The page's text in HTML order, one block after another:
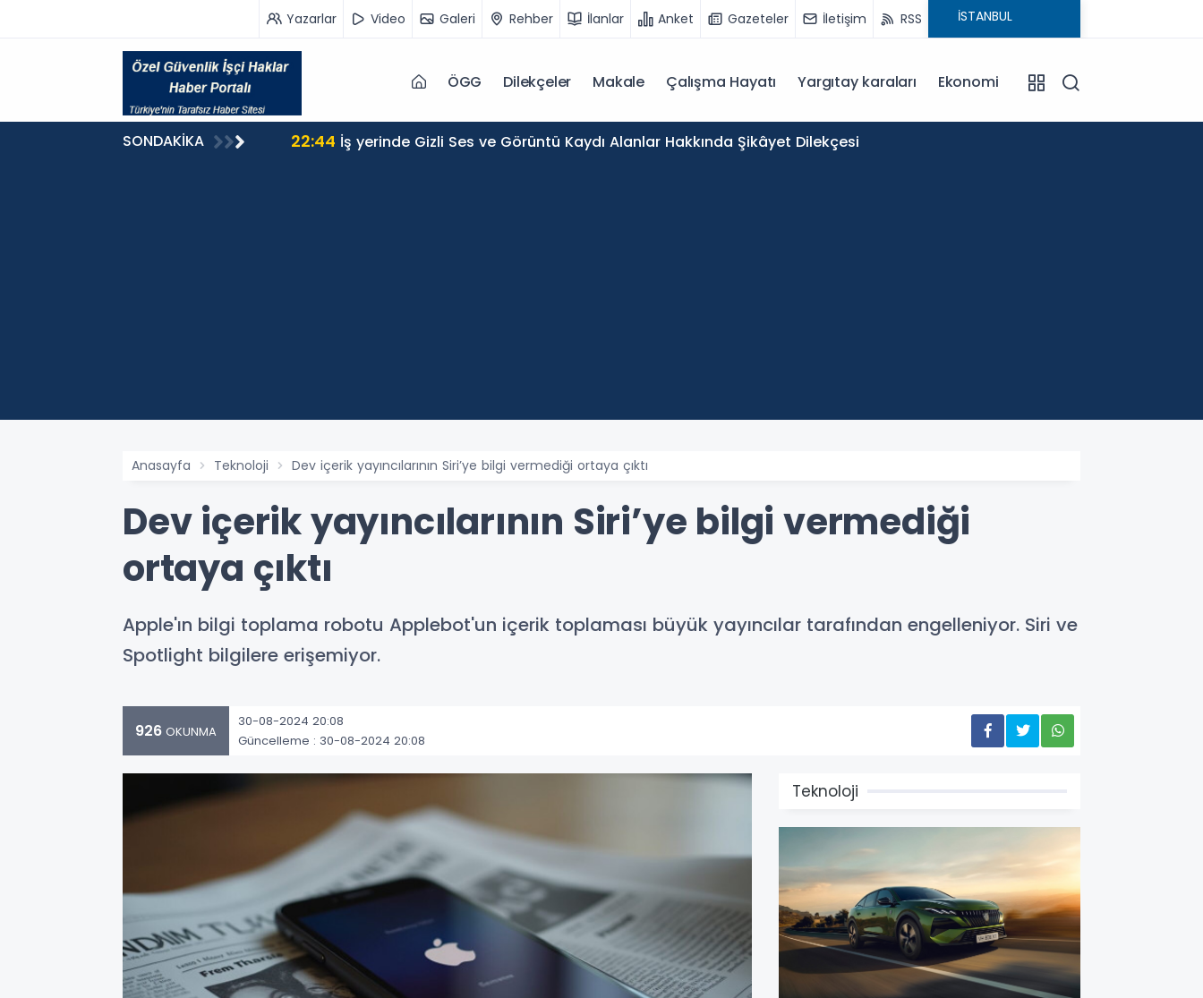
Yazarlar Video Galeri Rehber İlanlar Anket Gazeteler İletişim RSS
ÖGG Dilekçeler Makale Çalışma Hayatı Yargıtay karaları Ekonomi
SONDAKİKA 22:44 İş yerinde Gizli Ses ve Görüntü Kaydı Alanlar Hakkında Şikâyet Dilekçesi
Anasayfa Teknoloji Dev içerik yayıncılarının Siri’ye bilgi vermediği ortaya çıktı
Dev içerik yayıncılarının Siri’ye bilgi vermediği
ortaya çıktı
Apple'ın bilgi toplama robotu Applebot'un içerik toplaması büyük yayıncılar tarafından engelleniyor. Siri ve
Spotlight bilgilere erişemiyor.
926 OKUNMA
30-08-2024 20:08
Güncelleme : 30-08-2024 20:08
Teknoloji